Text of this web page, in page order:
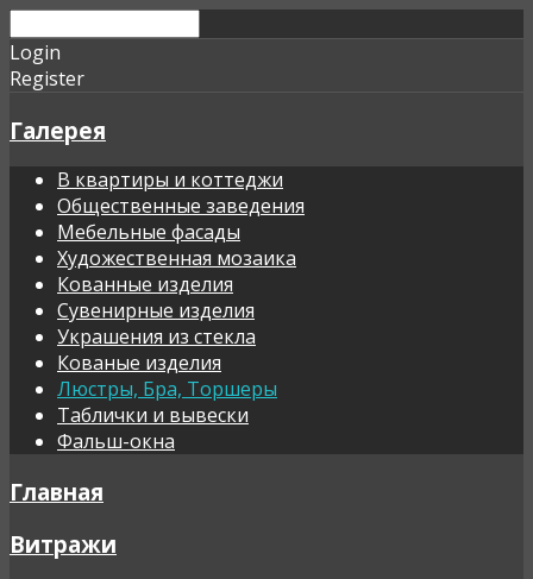
Login
Register
Галерея
В квартиры и коттеджи
Общественные заведения
Мебельные фасады
Художественная мозаика
Кованные изделия
Сувенирные изделия
Украшения из стекла
Кованые изделия
Люстры, Бра, Торшеры
Таблички и вывески
Фальш-окна
Главная
Витражи